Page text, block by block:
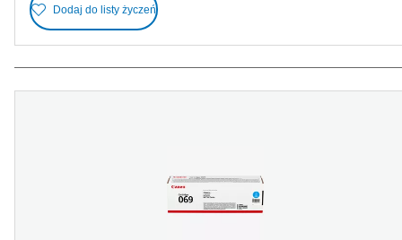
Dodaj do listy życzeń